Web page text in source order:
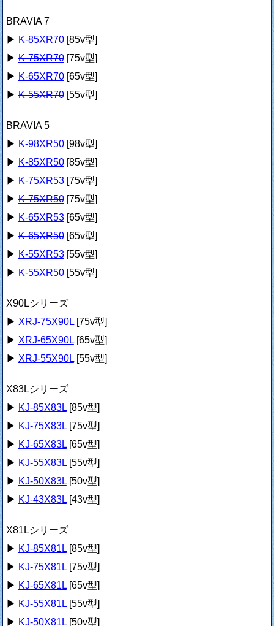
BRAVIA 7
▶K-85XR70[85v型]
▶K-75XR70[75v型]
▶K-65XR70[65v型]
▶K-55XR70[55v型]
BRAVIA 5
▶ K-98XR50[98v型]
▶ K-85XR50[85v型]
▶ K-75XR53[75v型]
▶K-75XR50[75v型]
▶ K-65XR53[65v型]
▶K-65XR50[65v型]
▶ K-55XR53[55v型]
▶ K-55XR50[55v型]
X90Lシリーズ
▶ XRJ-75X90L[75v型]
▶ XRJ-65X90L[65v型]
▶ XRJ-55X90L[55v型]
X83Lシリーズ
▶ KJ-85X83L[85v型]
▶ KJ-75X83L[75v型]
▶ KJ-65X83L[65v型]
▶ KJ-55X83L[55v型]
▶ KJ-50X83L[50v型]
▶ KJ-43X83L[43v型]
X81Lシリーズ
▶ KJ-85X81L[85v型]
▶ KJ-75X81L[75v型]
▶ KJ-65X81L[65v型]
▶ KJ-55X81L[55v型]
▶ KJ-50X81L[50v型]